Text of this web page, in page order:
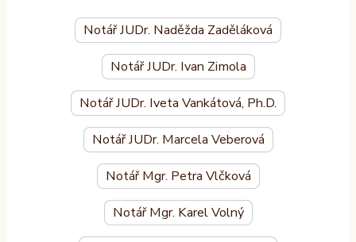
Notář JUDr. Naděžda Zaděláková
Notář JUDr. Ivan Zimola
Notář JUDr. Iveta Vankátová, Ph.D.
Notář JUDr. Marcela Veberová
Notář Mgr. Petra Vlčková
Notář Mgr. Karel Volný